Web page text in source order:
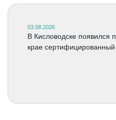
03.08.2026
В Кисловодске появился
крае